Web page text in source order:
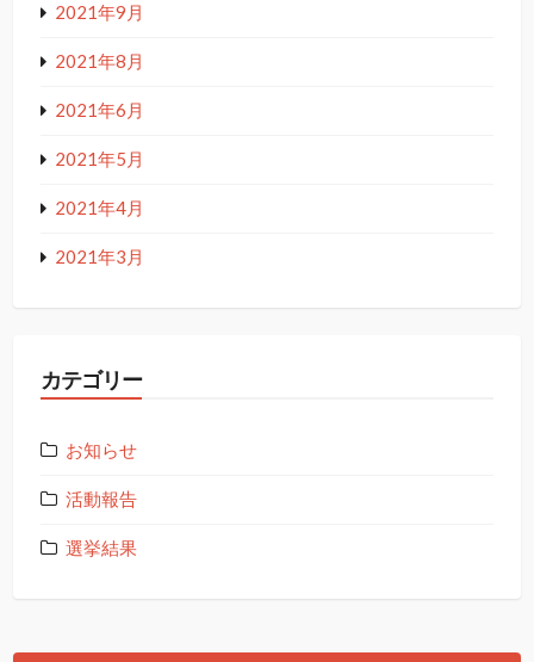
2021年9月
2021年8月
2021年6月
2021年5月
2021年4月
2021年3月
カテゴリー
お知らせ
活動報告
選挙結果